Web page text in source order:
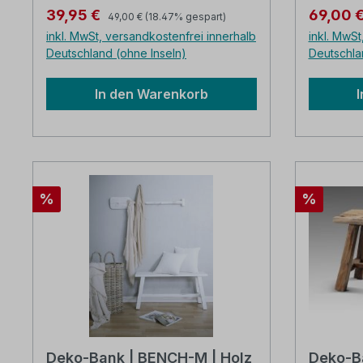
Ø/H: ca. 27 x 31 cm die Lieferung
erfolgt in Karton verpackt
Verkaufspreis:
39,95 € Regulärer Preis:
49,00 € (18.47% gespart)
inkl. MwSt, versandkostenfrei innerhalb
Deutschland (ohne Inseln)
In den Warenkorb
cm die
69,00 €
inkl.
Rabatt
%
Deko-Bank | BENCH-M | Holz
Rabatt
%
Deko-